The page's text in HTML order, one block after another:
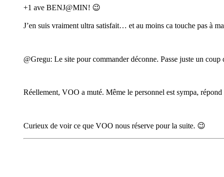
+1 ave BENJ@MIN! 😉
J’en suis vraiment ultra satisfait… et au moins ca touche pas à
@Gregu: Le site pour commander déconne. Passe juste un
Réellement, VOO a muté. Même le personnel est sympa,
Curieux de voir ce que VOO nous réserve pour la suite. 😉